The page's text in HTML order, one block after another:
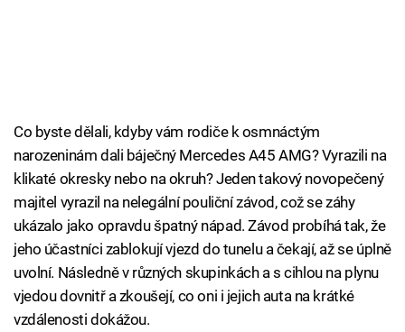
Co byste dělali, kdyby vám rodiče k osmnáctým
narozeninám dali báječný Mercedes A45 AMG? Vyrazili na
klikaté okresky nebo na okruh? Jeden takový novopečený
majitel vyrazil na nelegální pouliční závod, což se záhy
ukázalo jako opravdu špatný nápad. Závod probíhá tak, že
jeho účastníci zablokují vjezd do tunelu a čekají, až se úplně
uvolní. Následně v různých skupinkách a s cihlou na plynu
vjedou dovnitř a zkoušejí, co oni i jejich auta na krátké
vzdálenosti dokážou.